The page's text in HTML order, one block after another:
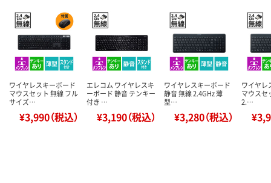
ワイヤレスキーボード
マウスセット 無線 フル
サイズ…
¥3,990（税込）
エレコム ワイヤレスキ
ーボード 静音 テンキー
付き …
¥3,190（税込）
ワイヤレスキーボード
静音 無線 2.4GHz 薄
型…
¥3,280（税込）
ワイヤレ
マウスセ
2.…